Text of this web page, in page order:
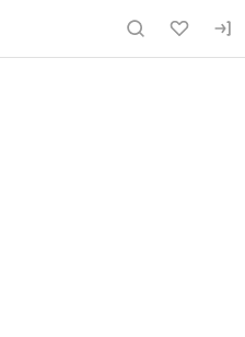
сайту milknet.ru